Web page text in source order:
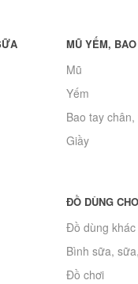
MŨ YẾM,
Mũ
Yếm
Bao tay chân,
Giầy
ĐỒ DÙNG
Đồ dùng khác
Bình sữa,
Đồ chơi